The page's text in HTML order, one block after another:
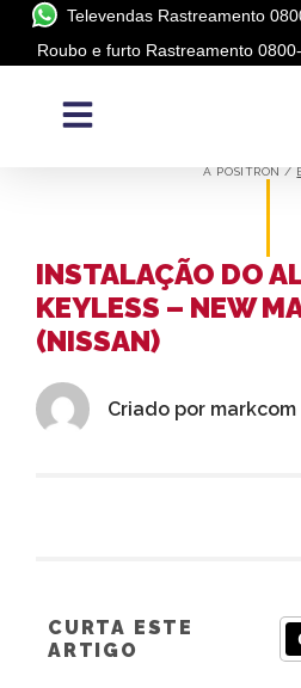
Televendas Rastreamento
Roubo e furto Rastreamento
A PÓSITRON /
INSTALAÇÃO DO
KEYLESS – NEW
(NISSAN)
Criado por markcom
CURTA ESTE
ARTIGO